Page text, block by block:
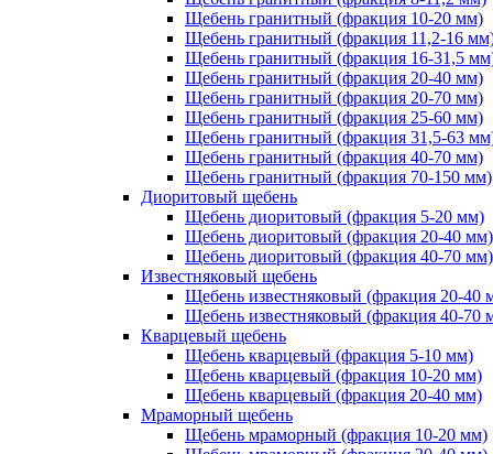
Щебень гранитный (фракция 10-20 мм)
Щебень гранитный (фракция 11,2-16
Щебень гранитный (фракция 16-31,5
Щебень гранитный (фракция 20-40 мм)
Щебень гранитный (фракция 20-70 мм)
Щебень гранитный (фракция 25-60 мм)
Щебень гранитный (фракция 31,5-63
Щебень гранитный (фракция 40-70 мм)
Щебень гранитный (фракция 70-150 мм)
Диоритовый щебень
Щебень диоритовый (фракция 5-20 мм)
Щебень диоритовый (фракция 20-40 мм)
Щебень диоритовый (фракция 40-70 мм)
Известняковый щебень
Щебень известняковый (фракция 20-40
Щебень известняковый (фракция 40-70
Кварцевый щебень
Щебень кварцевый (фракция 5-10 мм)
Щебень кварцевый (фракция 10-20 мм)
Щебень кварцевый (фракция 20-40 мм)
Мраморный щебень
Щебень мраморный (фракция 10-20 мм)